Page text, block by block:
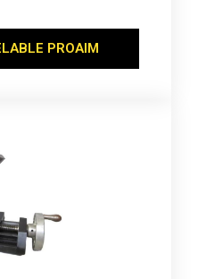
PROAIM